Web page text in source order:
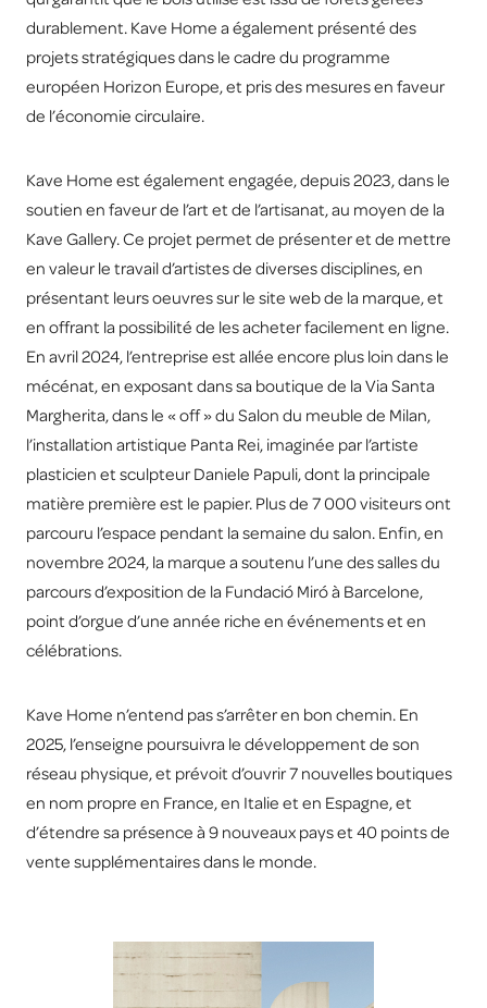
durablement. Kave Home a également présenté des
projets stratégiques dans le cadre du programme
européen Horizon Europe, et pris des mesures en faveur
de l’économie circulaire.
Kave Home est également engagée, depuis 2023, dans le
soutien en faveur de l’art et de l’artisanat, au moyen de la
Kave Gallery. Ce projet permet de présenter et de mettre
en valeur le travail d’artistes de diverses disciplines, en
présentant leurs oeuvres sur le site web de la marque, et
en offrant la possibilité de les acheter facilement en ligne.
En avril 2024, l’entreprise est allée encore plus loin dans le
mécénat, en exposant dans sa boutique de la Via Santa
Margherita, dans le « off » du Salon du meuble de Milan,
l’installation artistique Panta Rei, imaginée par l’artiste
plasticien et sculpteur Daniele Papuli, dont la principale
matière première est le papier. Plus de 7 000 visiteurs ont
parcouru l’espace pendant la semaine du salon. Enfin, en
novembre 2024, la marque a soutenu l’une des salles du
parcours d’exposition de la Fundació Miró à Barcelone,
point d’orgue d’une année riche en événements et en
célébrations.
Kave Home n’entend pas s’arrêter en bon chemin. En
2025, l’enseigne poursuivra le développement de son
réseau physique, et prévoit d’ouvrir 7 nouvelles boutiques
en nom propre en France, en Italie et en Espagne, et
d’étendre sa présence à 9 nouveaux pays et 40 points de
vente supplémentaires dans le monde.